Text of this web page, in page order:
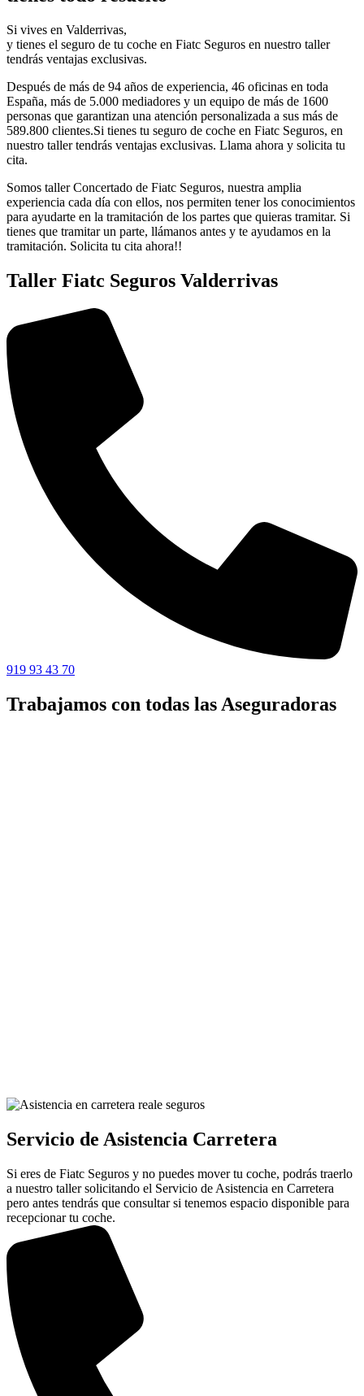
Si vives en Valderrivas,
y tienes el seguro de tu coche en Fiatc Seguros en nuestro taller
tendrás ventajas exclusivas.
Después de más de 94 años de experiencia, 46 oficinas en toda
España, más de 5.000 mediadores y un equipo de más de 1600
personas que garantizan una atención personalizada a sus más de
589.800 clientes.Si tienes tu seguro de coche en Fiatc Seguros, en
nuestro taller tendrás ventajas exclusivas. Llama ahora y solicita tu
cita.
Somos taller Concertado de Fiatc Seguros, nuestra amplia
experiencia cada día con ellos, nos permiten tener los conocimientos
para ayudarte en la tramitación de los partes que quieras tramitar. Si
tienes que tramitar un parte, llámanos antes y te ayudamos en la
tramitación. Solicita tu cita ahora!!
Taller Fiatc Seguros Valderrivas
919 93 43 70
Trabajamos con todas las Aseguradoras
Servicio de Asistencia Carretera
Si eres de Fiatc Seguros y no puedes mover tu coche, podrás traerlo
a nuestro taller solicitando el Servicio de Asistencia en Carretera
pero antes tendrás que consultar si tenemos espacio disponible para
recepcionar tu coche.